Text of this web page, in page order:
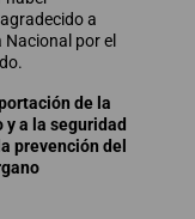
a
por el
de la
a la seguridad
prevención del